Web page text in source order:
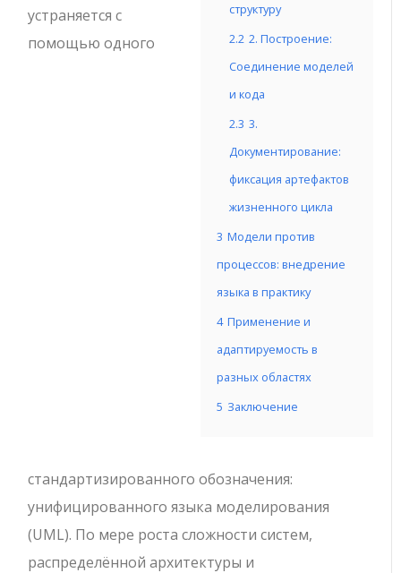
структуру
2.2 2. Построение:
Соединение моделей
и кода
2.3 3.
Документирование:
фиксация артефактов
жизненного цикла
3 Модели против
процессов: внедрение
языка в практику
4 Применение и
адаптируемость в
разных областях
5 Заключение
устраняется с
помощью одного
стандартизированного обозначения:
унифицированного языка моделирования
(UML). По мере роста сложности систем,
распределённой архитектуры и